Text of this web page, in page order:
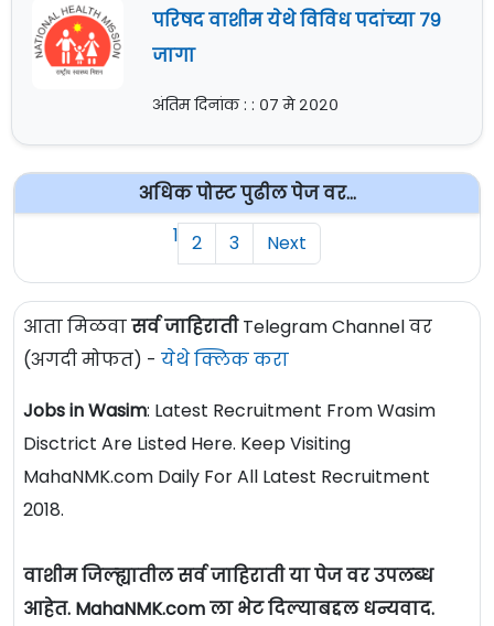
परिषद वाशीम येथे विविध पदांच्या ७९
जागा
अंतिम दिनांक : : ०७ मे २०२०
अधिक पोस्ट पुढील पेज वर...
1 2 3 Next
आता मिळवासर्व जाहिरातीTelegram Channel वर
(अगदी मोफत) - येथे क्लिक करा
Jobs in Wasim: Latest Recruitment From Wasim
Disctrict Are Listed Here. Keep Visiting
MahaNMK.com Daily For All Latest Recruitment
2018.
वाशीम जिल्ह्यातील सर्व जाहिराती या पेज वर उपलब्ध
आहेत. MahaNMK.com ला भेट दिल्याबद्दल धन्यवाद.